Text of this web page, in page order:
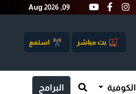
Aug 2026 ,09
بث مباشر استمع
الكوفية البرامج